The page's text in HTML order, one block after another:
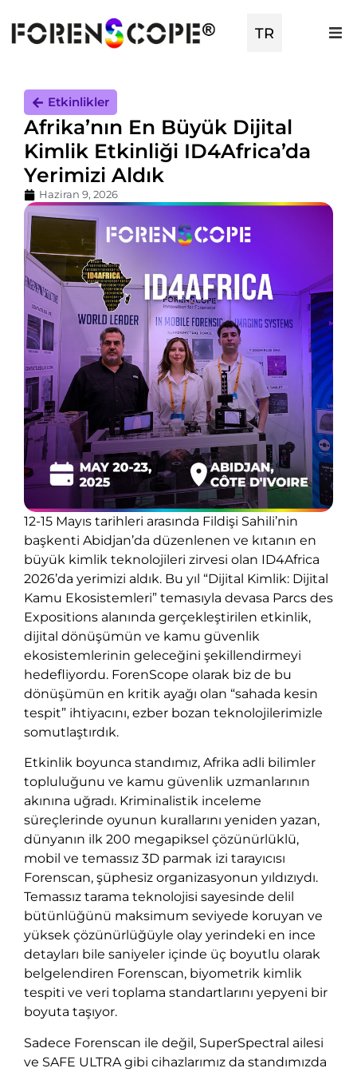
TR
ES
Etkinlikler
Afrika’nın En Büyük Dijital
Kimlik Etkinliği ID4Africa’da
Yerimizi Aldık
Haziran 9, 2026
12-15 Mayıs tarihleri arasında Fildişi Sahili’nin
başkenti Abidjan’da düzenlenen ve kıtanın en
büyük kimlik teknolojileri zirvesi olan ID4Africa
2026’da yerimizi aldık. Bu yıl “Dijital Kimlik: Dijital
Kamu Ekosistemleri” temasıyla devasa Parcs des
Expositions alanında gerçekleştirilen etkinlik,
dijital dönüşümün ve kamu güvenlik
ekosistemlerinin geleceğini şekillendirmeyi
hedefliyordu. ForenScope olarak biz de bu
dönüşümün en kritik ayağı olan “sahada kesin
tespit” ihtiyacını, ezber bozan teknolojilerimizle
somutlaştırdık.
Etkinlik boyunca standımız, Afrika adli bilimler
topluluğunu ve kamu güvenlik uzmanlarının
akınına uğradı. Kriminalistik inceleme
süreçlerinde oyunun kurallarını yeniden yazan,
dünyanın ilk 200 megapiksel çözünürlüklü,
mobil ve temassız 3D parmak izi tarayıcısı
Forenscan, şüphesiz organizasyonun yıldızıydı.
Temassız tarama teknolojisi sayesinde delil
bütünlüğünü maksimum seviyede koruyan ve
yüksek çözünürlüğüyle olay yerindeki en ince
detayları bile saniyeler içinde üç boyutlu olarak
belgelendiren Forenscan, biyometrik kimlik
tespiti ve veri toplama standartlarını yepyeni bir
boyuta taşıyor.
Sadece Forenscan ile değil, SuperSpectral ailesi
ve SAFE ULTRA gibi cihazlarımız da standımızda